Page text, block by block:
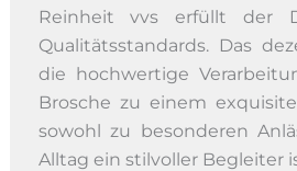
Reinheit vvs erfüllt der
Qualitätsstandards. Das
die hochwertige
Brosche zu einem
sowohl zu besonderen
Alltag ein stilvoller Begleiter